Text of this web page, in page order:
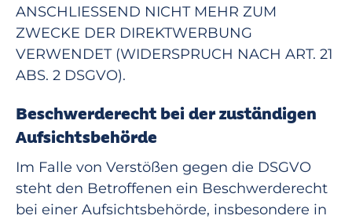
ANSCHLIESSEND NICHT MEHR ZUM
ZWECKE DER DIREKTWERBUNG
VERWENDET (WIDERSPRUCH NACH ART. 21
ABS. 2 DSGVO).
Beschwerde­recht bei der zuständigen
Aufsichts­behörde
Im Falle von Verstößen gegen die DSGVO
steht den Betroffenen ein Beschwerderecht
bei einer Aufsichtsbehörde, insbesondere in